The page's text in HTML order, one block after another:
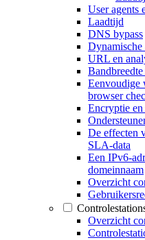
User agents
Laadtijd
DNS bypass
URL en
Eenvoudige
browser
Encryptie
De effecten
SLA-data
Een IPv6-
domeinnaam
Overzicht
Overzicht